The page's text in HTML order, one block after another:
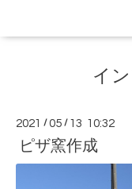
イ
2021 /05 / 13 10:32
ピザ窯作成